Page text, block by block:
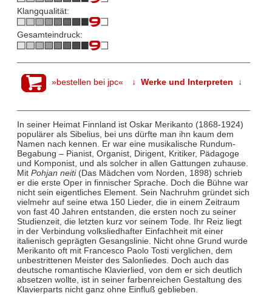
Klangqualität:
Gesamteindruck:
»bestellen bei jpc« ↓ Werke und Interpreten ↓
In seiner Heimat Finnland ist Oskar Merikanto (1868-1924)
populärer als Sibelius, bei uns dürfte man ihn kaum dem
Namen nach kennen. Er war eine musikalische Rundum-
Begabung – Pianist, Organist, Dirigent, Kritiker, Pädagoge
und Komponist, und als solcher in allen Gattungen zuhause.
Mit Pohjan neiti (Das Mädchen vom Norden, 1898) schrieb
er die erste Oper in finnischer Sprache. Doch die Bühne war
nicht sein eigentliches Element. Sein Nachruhm gründet sich
vielmehr auf seine etwa 150 Lieder, die in einem Zeitraum
von fast 40 Jahren entstanden, die ersten noch zu seiner
Studienzeit, die letzten kurz vor seinem Tode. Ihr Reiz liegt
in der Verbindung volksliedhafter Einfachheit mit einer
italienisch geprägten Gesangslinie. Nicht ohne Grund wurde
Merikanto oft mit Francesco Paolo Tosti verglichen, dem
unbestrittenen Meister des Salonliedes. Doch auch das
deutsche romantische Klavierlied, von dem er sich deutlich
absetzen wollte, ist in seiner farbenreichen Gestaltung des
Klavierparts nicht ganz ohne Einfluß geblieben.